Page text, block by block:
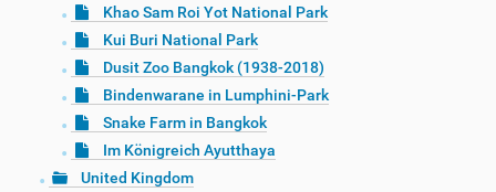
Khao Sam Roi Yot National Park
Kui Buri National Park
Dusit Zoo Bangkok (1938-2018)
Bindenwarane in Lumphini-Park
Snake Farm in Bangkok
Im Königreich Ayutthaya
United Kingdom